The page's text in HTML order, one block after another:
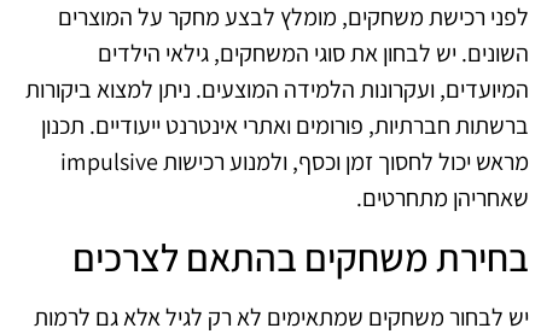
לפני רכישת משחקים, מומלץ לבצע מחקר על המוצרים
השונים. יש לבחון את סוגי המשחקים, גילאי הילדים
המיועדים, ועקרונות הלמידה המוצעים. ניתן למצוא ביקורות
ברשתות חברתיות, פורומים ואתרי אינטרנט ייעודיים. תכנון
מראש יכול לחסוך זמן וכסף, ולמנוע רכישות impulsive
שאחריהן מתחרטים.
בחירת משחקים בהתאם לצרכים
יש לבחור משחקים שמתאימים לא רק לגיל אלא גם לרמות